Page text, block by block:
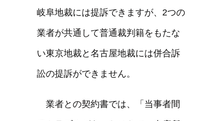
岐阜地裁には提訴できますが、2つの
業者が共通して普通裁判籍をもたな
い東京地裁と名古屋地裁には併合訴
訟の提訴ができません。
業者との契約書では、「当事者間